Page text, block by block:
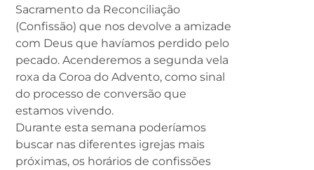
Sacramento da Reconciliação
(Confissão) que nos devolve a amizade
com Deus que havíamos perdido pelo
pecado. Acenderemos a segunda vela
roxa da Coroa do Advento, como sinal
do processo de conversão que
estamos vivendo.
Durante esta semana poderíamos
buscar nas diferentes igrejas mais
próximas, os horários de confissões